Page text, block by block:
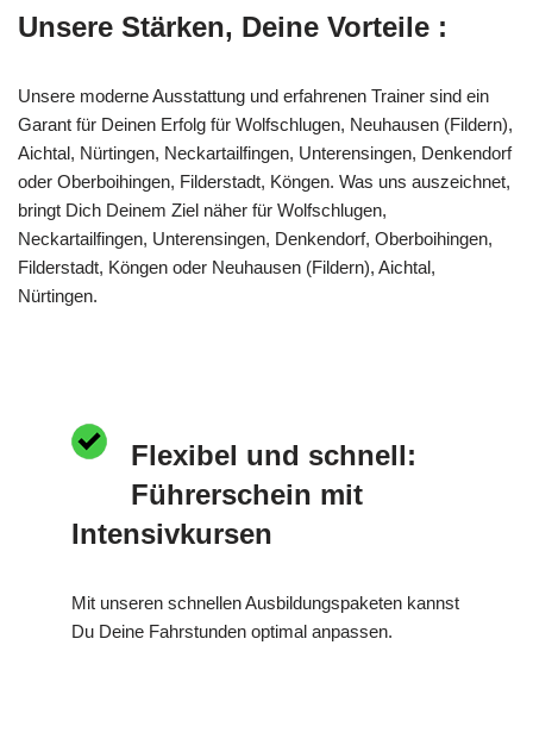
Unsere Stärken, Deine Vorteile :
Unsere moderne Ausstattung und erfahrenen Trainer sind ein
Garant für Deinen Erfolg für Wolfschlugen, Neuhausen (Fildern),
Aichtal, Nürtingen, Neckartailfingen, Unterensingen, Denkendorf
oder Oberboihingen, Filderstadt, Köngen. Was uns auszeichnet,
bringt Dich Deinem Ziel näher für Wolfschlugen,
Neckartailfingen, Unterensingen, Denkendorf, Oberboihingen,
Filderstadt, Köngen oder Neuhausen (Fildern), Aichtal,
Nürtingen.
Flexibel und schnell:
Führerschein mit
Intensivkursen
Mit unseren schnellen Ausbildungspaketen kannst
Du Deine Fahrstunden optimal anpassen.